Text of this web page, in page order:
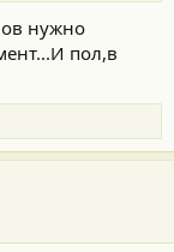
нужно
пол,в